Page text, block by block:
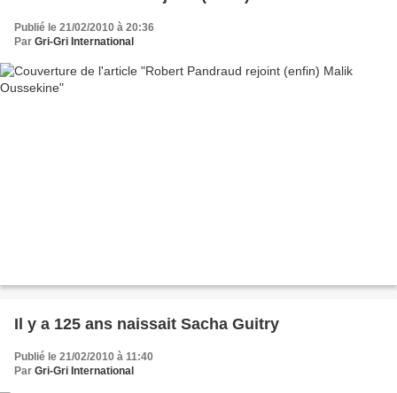
Publié le 21/02/2010 à 20:36
Par Gri-Gri International
Il y a 125 ans naissait Sacha Guitry
Publié le 21/02/2010 à 11:40
Par Gri-Gri International